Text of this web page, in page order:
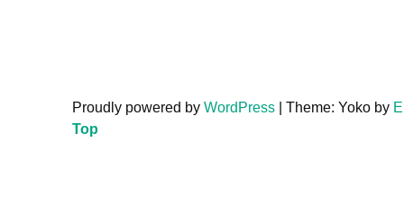
Proudly powered by WordPress Theme: Yoko by
Top